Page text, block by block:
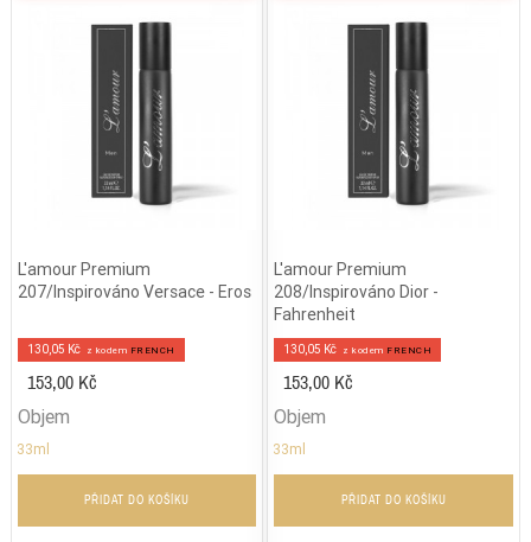
L'amour Premium
207/Inspirováno Versace - Eros
130,05 Kč z kodem FRENCH
153,00 Kč
Objem
33ml
PŘIDAT DO KOŠÍKU
L'amour Premium
208/Inspirováno Dior -
Fahrenheit
130,05 Kč z kodem FRENCH
153,00 Kč
Objem
33ml
PŘIDAT DO KOŠÍKU